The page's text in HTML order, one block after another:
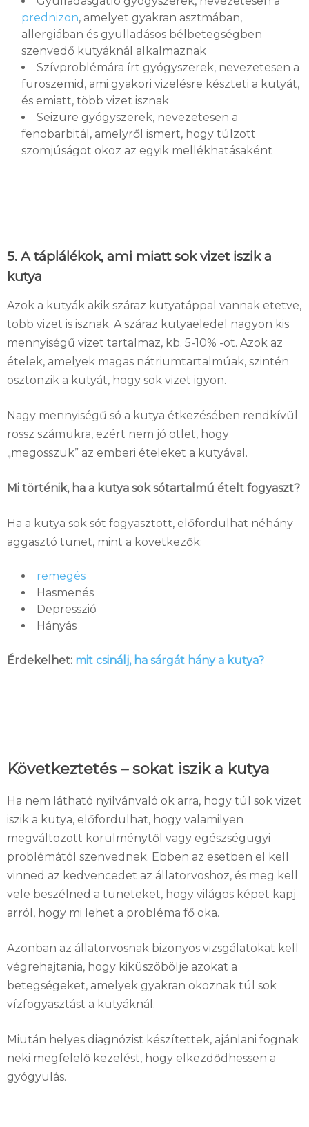
prednizon, amelyet gyakran asztmában,
allergiában és gyulladásos bélbetegségben
szenvedő kutyáknál alkalmaznak
Szívproblémára írt gyógyszerek, nevezetesen a
furoszemid, ami gyakori vizelésre készteti a kutyát,
és emiatt, több vizet isznak
Seizure gyógyszerek, nevezetesen a
fenobarbitál, amelyről ismert, hogy túlzott
szomjúságot okoz az egyik mellékhatásaként
5. A táplálékok, ami miatt sok vizet iszik a
kutya
Azok a kutyák akik száraz kutyatáppal vannak etetve,
több vizet is isznak. A száraz kutyaeledel nagyon kis
mennyiségű vizet tartalmaz, kb. 5-10% -ot. Azok az
ételek, amelyek magas nátriumtartalmúak, szintén
ösztönzik a kutyát, hogy sok vizet igyon.
Nagy mennyiségű só a kutya étkezésében rendkívül
rossz számukra, ezért nem jó ötlet, hogy
„megosszuk” az emberi ételeket a kutyával.
Mi történik, ha a kutya sok sótartalmú ételt fogyaszt?
Ha a kutya sok sót fogyasztott, előfordulhat néhány
aggasztó tünet, mint a következők:
remegés
Hasmenés
Depresszió
Hányás
Érdekelhet: mit csinálj, ha sárgát hány a kutya?
Következtetés – sokat iszik a kutya
Ha nem látható nyilvánvaló ok arra, hogy túl sok vizet
iszik a kutya, előfordulhat, hogy valamilyen
megváltozott körülménytől vagy egészségügyi
problémától szenvednek. Ebben az esetben el kell
vinned az kedvencedet az állatorvoshoz, és meg kell
vele beszélned a tüneteket, hogy világos képet kapj
arról, hogy mi lehet a probléma fő oka.
Azonban az állatorvosnak bizonyos vizsgálatokat kell
végrehajtania, hogy kiküszöbölje azokat a
betegségeket, amelyek gyakran okoznak túl sok
vízfogyasztást a kutyáknál.
Miután helyes diagnózist készítettek, ajánlani fognak
neki megfelelő kezelést, hogy elkezdődhessen a
gyógyulás.